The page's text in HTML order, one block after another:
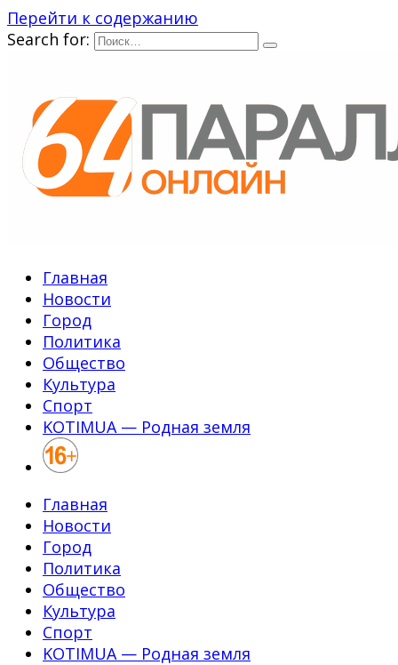
Перейти к содержанию
Search for:
Главная
Новости
Город
Политика
Общество
Культура
Спорт
KOTIMUA — Родная земля
Главная
Новости
Город
Политика
Общество
Культура
Спорт
KOTIMUA — Родная земля